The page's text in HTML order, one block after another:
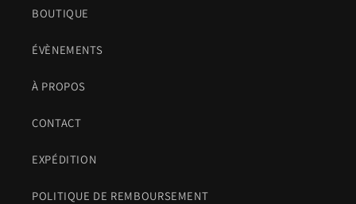
BOUTIQUE
ÉVÈNEMENTS
À PROPOS
CONTACT
EXPÉDITION
POLITIQUE DE REMBOURSEMENT